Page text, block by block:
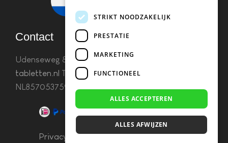
Contact
Udenseweg 8B 5405 PA Udeninfo(@)koffie-
tabletten.nl Tel. 085 782 5578KvK 67529623 Btw:
NL857053759B01
Privacy & Cookies–Algemene Voorwaarden
STRIKT NOODZAKELIJK
PRESTATIE
MARKETING
FUNCTIONEEL
ALLES ACCEPTEREN
ALLES AFWIJZEN